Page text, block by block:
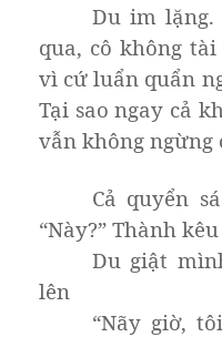
Du im
qua, cô không
vì cứ luẩn quẩn
Tại sao ngay cả
vẫn không ngừng
Cả quyển
“Này?” Thành
Du giật
lên
“Nãy giờ,